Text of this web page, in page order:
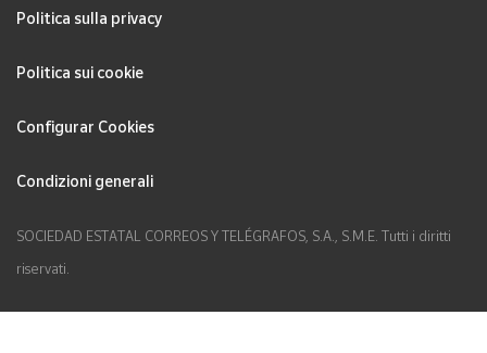
Politica sulla privacy
Politica sui cookie
Configurar Cookies
Condizioni generali
SOCIEDAD ESTATAL CORREOS Y TELÉGRAFOS, S.A., S.M.E. Tutti i diritti
riservati.